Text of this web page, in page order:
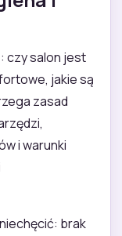
czy salon jest
jakie są
zasad
i warunki
brak